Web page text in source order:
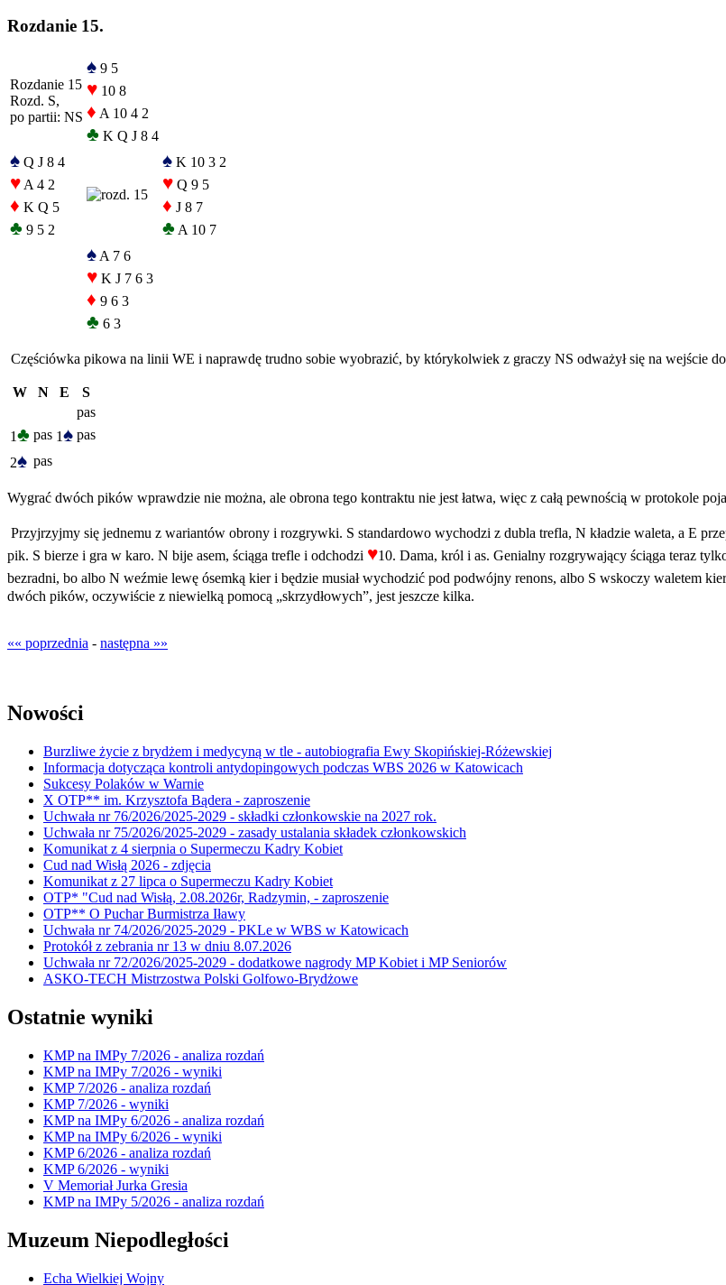
Rozdanie 15.
Rozdanie 15
Rozd. S,
po partii: NS
♠ 9 5
♥ 10 8
♦ A 10 4 2
♣ K Q J 8 4
♠ Q J 8 4
♥ A 4 2
♦ K Q 5
♣ 9 5 2
♠ K 10 3 2
♥ Q 9 5
♦ J 8 7
♣ A 10 7
♠ A 7 6
♥ K J 7 6 3
♦ 9 6 3
♣ 6 3
Częściówka pikowa na linii WE i naprawdę trudno sobie wyobrazić, by którykolwiek z graczy NS odważył się na wejście
W N E
S
pas
1♣ pas 1♠ pas
2♠ pas
Wygrać dwóch pików wprawdzie nie można, ale obrona tego kontraktu nie jest łatwa, więc z całą pewnością w protokole
Przyjrzyjmy się jednemu z wariantów obrony i rozgrywki. S standardowo wychodzi z dubla trefla, N kładzie waleta, a E
pik. S bierze i gra w karo. N bije asem, ściąga trefle i odchodzi ♥10. Dama, król i as. Genialny rozgrywający ściąga teraz
bezradni, bo albo N weźmie lewę ósemką kier i będzie musiał wychodzić pod podwójny renons, albo S wskoczy waletem
dwóch pików, oczywiście z niewielką pomocą „skrzydłowych”, jest jeszcze kilka.
«« poprzednia - następna »»
Nowości
Burzliwe życie z brydżem i medycyną w tle - autobiografia Ewy Skopińskiej-Różewskiej
Informacja dotycząca kontroli antydopingowych podczas WBS 2026 w Katowicach
Sukcesy Polaków w Warnie
X OTP** im. Krzysztofa Bądera - zaproszenie
Uchwała nr 76/2026/2025-2029 - składki członkowskie na 2027 rok.
Uchwała nr 75/2026/2025-2029 - zasady ustalania składek członkowskich
Komunikat z 4 sierpnia o Supermeczu Kadry Kobiet
Cud nad Wisłą 2026 - zdjęcia
Komunikat z 27 lipca o Supermeczu Kadry Kobiet
OTP* "Cud nad Wisłą, 2.08.2026r, Radzymin, - zaproszenie
OTP** O Puchar Burmistrza Iławy
Uchwała nr 74/2026/2025-2029 - PKLe w WBS w Katowicach
Protokół z zebrania nr 13 w dniu 8.07.2026
Uchwała nr 72/2026/2025-2029 - dodatkowe nagrody MP Kobiet i MP Seniorów
ASKO-TECH Mistrzostwa Polski Golfowo-Brydżowe
Ostatnie wyniki
KMP na IMPy 7/2026 - analiza rozdań
KMP na IMPy 7/2026 - wyniki
KMP 7/2026 - analiza rozdań
KMP 7/2026 - wyniki
KMP na IMPy 6/2026 - analiza rozdań
KMP na IMPy 6/2026 - wyniki
KMP 6/2026 - analiza rozdań
KMP 6/2026 - wyniki
V Memoriał Jurka Gresia
KMP na IMPy 5/2026 - analiza rozdań
Muzeum Niepodległości
Echa Wielkiej Wojny